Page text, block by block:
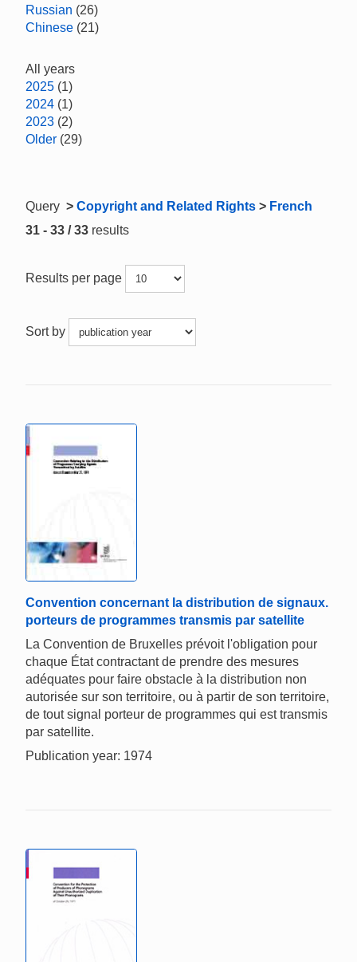
Russian (26)
Chinese (21)
All years
2025 (1)
2024 (1)
2023 (2)
Older (29)
Query > Copyright and Related Rights > French
31 - 33 / 33 results
Results per page
Sort by
Convention concernant la distribution de signaux.
porteurs de programmes transmis par satellite
La Convention de Bruxelles prévoit l'obligation pour
chaque État contractant de prendre des mesures
adéquates pour faire obstacle à la distribution non
autorisée sur son territoire, ou à partir de son territoire,
de tout signal porteur de programmes qui est transmis
par satellite.
Publication year: 1974